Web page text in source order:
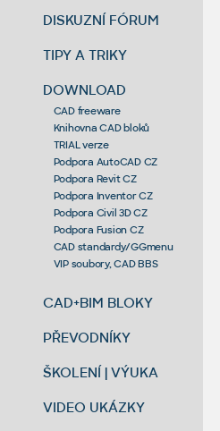
DISKUZNÍ FÓRUM
TIPY A TRIKY
DOWNLOAD
CAD freeware
Knihovna CAD bloků
TRIAL verze
Podpora AutoCAD CZ
Podpora Revit CZ
Podpora Inventor CZ
Podpora Civil 3D CZ
Podpora Fusion CZ
CAD standardy/GGmenu
VIP soubory, CAD BBS
CAD+BIM BLOKY
PŘEVODNÍKY
ŠKOLENÍ | VÝUKA
VIDEO UKÁZKY